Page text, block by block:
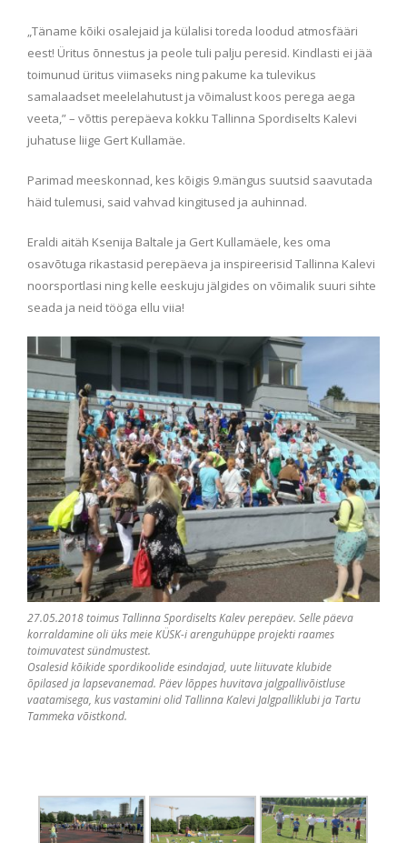
„Täname kõiki osalejaid ja külalisi toreda loodud atmosfääri
eest! Üritus õnnestus ja peole tuli palju peresid. Kindlasti ei jää
toimunud üritus viimaseks ning pakume ka tulevikus
samalaadset meelelahutust ja võimalust koos perega aega
veeta,” – võttis perepäeva kokku Tallinna Spordiselts Kalevi
juhatuse liige Gert Kullamäe.
Parimad meeskonnad, kes kõigis 9.mängus suutsid saavutada
häid tulemusi, said vahvad kingitused ja auhinnad.
Eraldi aitäh Ksenija Baltale ja Gert Kullamäele, kes oma
osavõtuga rikastasid perepäeva ja inspireerisid Tallinna Kalevi
noorsportlasi ning kelle eeskuju jälgides on võimalik suuri sihte
seada ja neid tööga ellu viia!
27.05.2018 toimus Tallinna Spordiselts Kalev perepäev. Selle päeva
korraldamine oli üks meie KÜSK-i arenguhüppe projekti raames
toimuvatest sündmustest.
Osalesid kõikide spordikoolide esindajad, uute liituvate klubide
õpilased ja lapsevanemad. Päev lõppes huvitava jalgpallivõistluse
vaatamisega, kus vastamini olid Tallinna Kalevi Jalgpalliklubi ja Tartu
Tammeka võistkond.